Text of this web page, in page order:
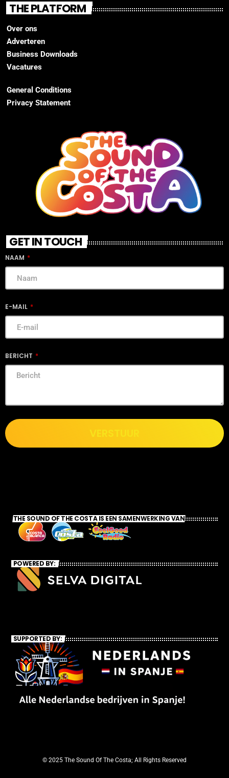
THE PLATFORM
Over ons
Adverteren
Business Downloads
Vacatures
General Conditions
Privacy Statement
GET IN TOUCH
NAAM
E-MAIL
BERICHT
VERSTUUR
THE SOUND OF THE COSTA IS EEN SAMENWERKING VAN
POWERED BY:
SUPPORTED BY:
© 2025 The Sound Of The Costa; All Rights Reserved